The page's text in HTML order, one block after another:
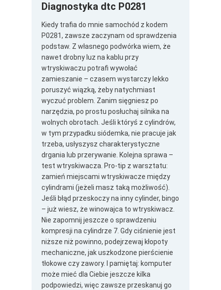
Diagnostyka dtc P0281
Kiedy trafia do mnie samochód z kodem
P0281, zawsze zaczynam od sprawdzenia
podstaw. Z własnego podwórka wiem, że
nawet drobny luz na kablu przy
wtryskiwaczu potrafi wywołać
zamieszanie – czasem wystarczy lekko
poruszyć wiązką, żeby natychmiast
wyczuć problem. Zanim sięgniesz po
narzędzia, po prostu posłuchaj silnika na
wolnych obrotach. Jeśli któryś z cylindrów,
w tym przypadku siódemka, nie pracuje jak
trzeba, usłyszysz charakterystyczne
drgania lub przerywanie. Kolejna sprawa –
test wtryskiwacza. Pro-tip z warsztatu:
zamień miejscami wtryskiwacze między
cylindrami (jeżeli masz taką możliwość).
Jeśli błąd przeskoczy na inny cylinder, bingo
– już wiesz, że winowajca to wtryskiwacz.
Nie zapomnij jeszcze o sprawdzeniu
kompresji na cylindrze 7. Gdy ciśnienie jest
niższe niż powinno, podejrzewaj kłopoty
mechaniczne, jak uszkodzone pierścienie
tłokowe czy zawory. I pamiętaj: komputer
może mieć dla Ciebie jeszcze kilka
podpowiedzi, więc zawsze przeskanuj go